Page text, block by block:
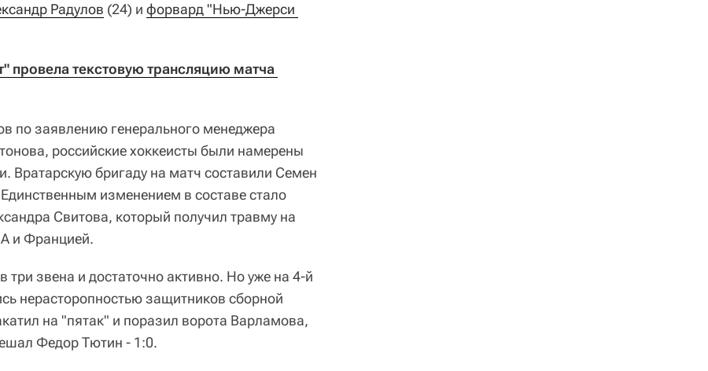
Радулов (24) и форвард "Нью-Джерси
провела текстовую трансляцию матча
по заявлению генерального менеджера
российские хоккеисты были намерены
Вратарскую бригаду на матч составили Семен
изменением в составе стало
Свитова, который получил травму на
и Францией.
три звена и достаточно активно. Но уже на 4-й
нерасторопностью защитников сборной
на "пятак" и поразил ворота Варламова,
Федор Тютин - 1:0.